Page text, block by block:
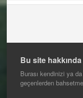
Bu site hakkında
Burası kendinizi ya
geçenlerden